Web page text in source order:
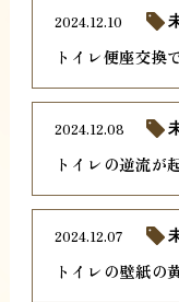
トイレ便座交換
2024.12.10
トイレの逆流が
2024.12.08
トイレの壁紙の
2024.12.07